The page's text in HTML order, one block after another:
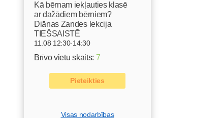
Kā bērnam iekļauties klasē
ar dažādiem bērniem?
Diānas Zandes lekcija
TIEŠSAISTĒ
11.08 12:30-14:30
Brīvo vietu skaits: 7
Pieteikties
Visas nodarbības